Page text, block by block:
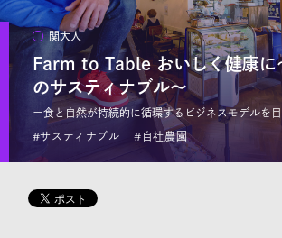
日常の素朴な疑問から、「専門家の意見を聞
大の○○な情報をもっと知りたい」といった
でもご自由にご投稿ください。
※全てのリクエストにお応えすることはでき
Farm to Table おいしく健康に
のサスティナブル～
関大人
ー食と自然が持続的に循環するビジネスモデルを
#サスティナブル #自社農園